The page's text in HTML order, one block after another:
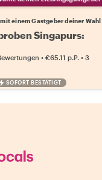
einem Gastgeber deiner Wahl
Singapurs:
• €65.11 p.P. • 3
SOFORT BESTÄTIGT